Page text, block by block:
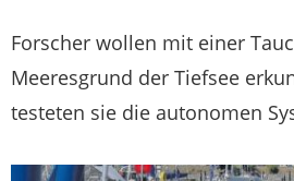
Forscher wollen mit einer
Meeresgrund der Tiefsee
testeten sie die autonomen